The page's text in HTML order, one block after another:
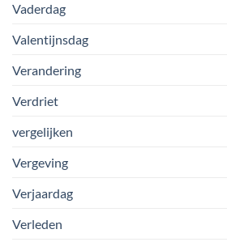
Vaderdag
Valentijnsdag
Verandering
Verdriet
vergelijken
Vergeving
Verjaardag
Verleden